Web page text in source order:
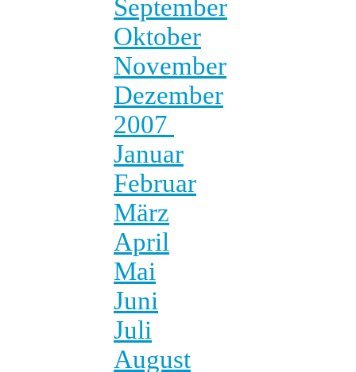
September
Oktober
November
Dezember
2007
Januar
Februar
März
April
Mai
Juni
Juli
August